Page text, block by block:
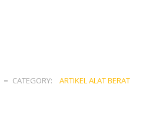
CATEGORY:
ARTIKEL ALAT BERAT